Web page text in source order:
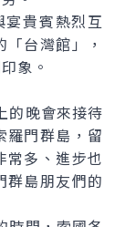
貴賓熱烈互
台灣館」，
象。
晚會來接待
羅門群島，留
常多、進步也
群島朋友們的